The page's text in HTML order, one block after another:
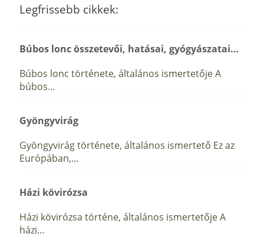
Legfrissebb cikkek:
Búbos lonc összetevői, hatásai, gyógyászatai…
Búbos lonc története, általános ismertetője A
búbos…
Gyöngyvirág
Gyöngyvirág története, általános ismertető Ez az
Európában,…
Házi kövirózsa
Házi kövirózsa történe, általános ismertetője A
házi…